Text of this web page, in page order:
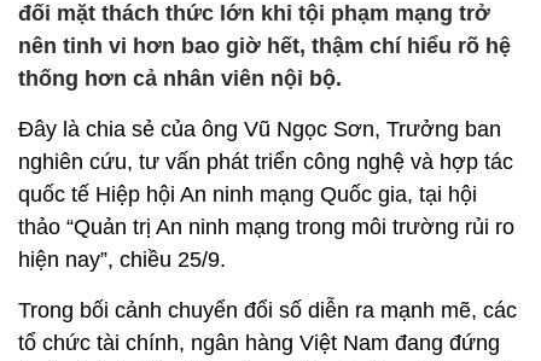
đối mặt thách thức lớn khi tội phạm mạng trở
nên tinh vi hơn bao giờ hết, thậm chí hiểu rõ hệ
thống hơn cả nhân viên nội bộ.
Đây là chia sẻ của ông Vũ Ngọc Sơn, Trưởng ban
nghiên cứu, tư vấn phát triển công nghệ và hợp tác
quốc tế Hiệp hội An ninh mạng Quốc gia, tại hội
thảo “Quản trị An ninh mạng trong môi trường rủi ro
hiện nay”, chiều 25/9.
Trong bối cảnh chuyển đổi số diễn ra mạnh mẽ, các
tổ chức tài chính, ngân hàng Việt Nam đang đứng